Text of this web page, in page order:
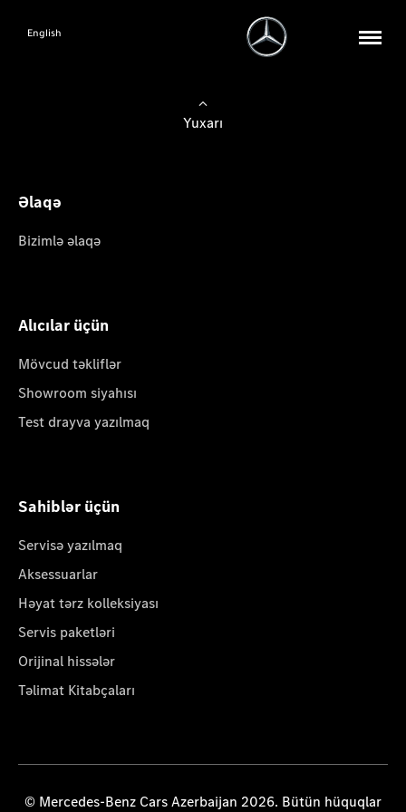
English
Yuxarı
Əlaqə
Bizimlə əlaqə
Alıcılar üçün
Mövcud təkliflər
Showroom siyahısı
Test drayva yazılmaq
Sahiblər üçün
Servisə yazılmaq
Aksessuarlar
Həyat tərz kolleksiyası
Servis paketləri
Orijinal hissələr
Təlimat Kitabçaları
© Mercedes-Benz Cars Azerbaijan 2026. Bütün hüquqlar